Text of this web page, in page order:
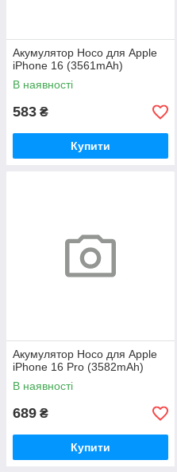
Акумулятор Hoco для Apple
iPhone 16 (3561mAh)
В наявності
583 ₴
Купити
Акумулятор Hoco для Apple
iPhone 16 Pro (3582mAh)
В наявності
689 ₴
Купити